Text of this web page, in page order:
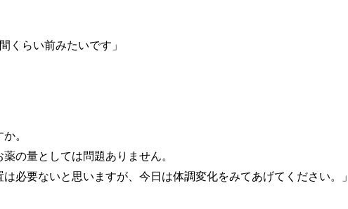
くらい前みたいです」
。
の量としては問題ありません。
は必要ないと思いますが、今日は体調変化をみてあげてください。」